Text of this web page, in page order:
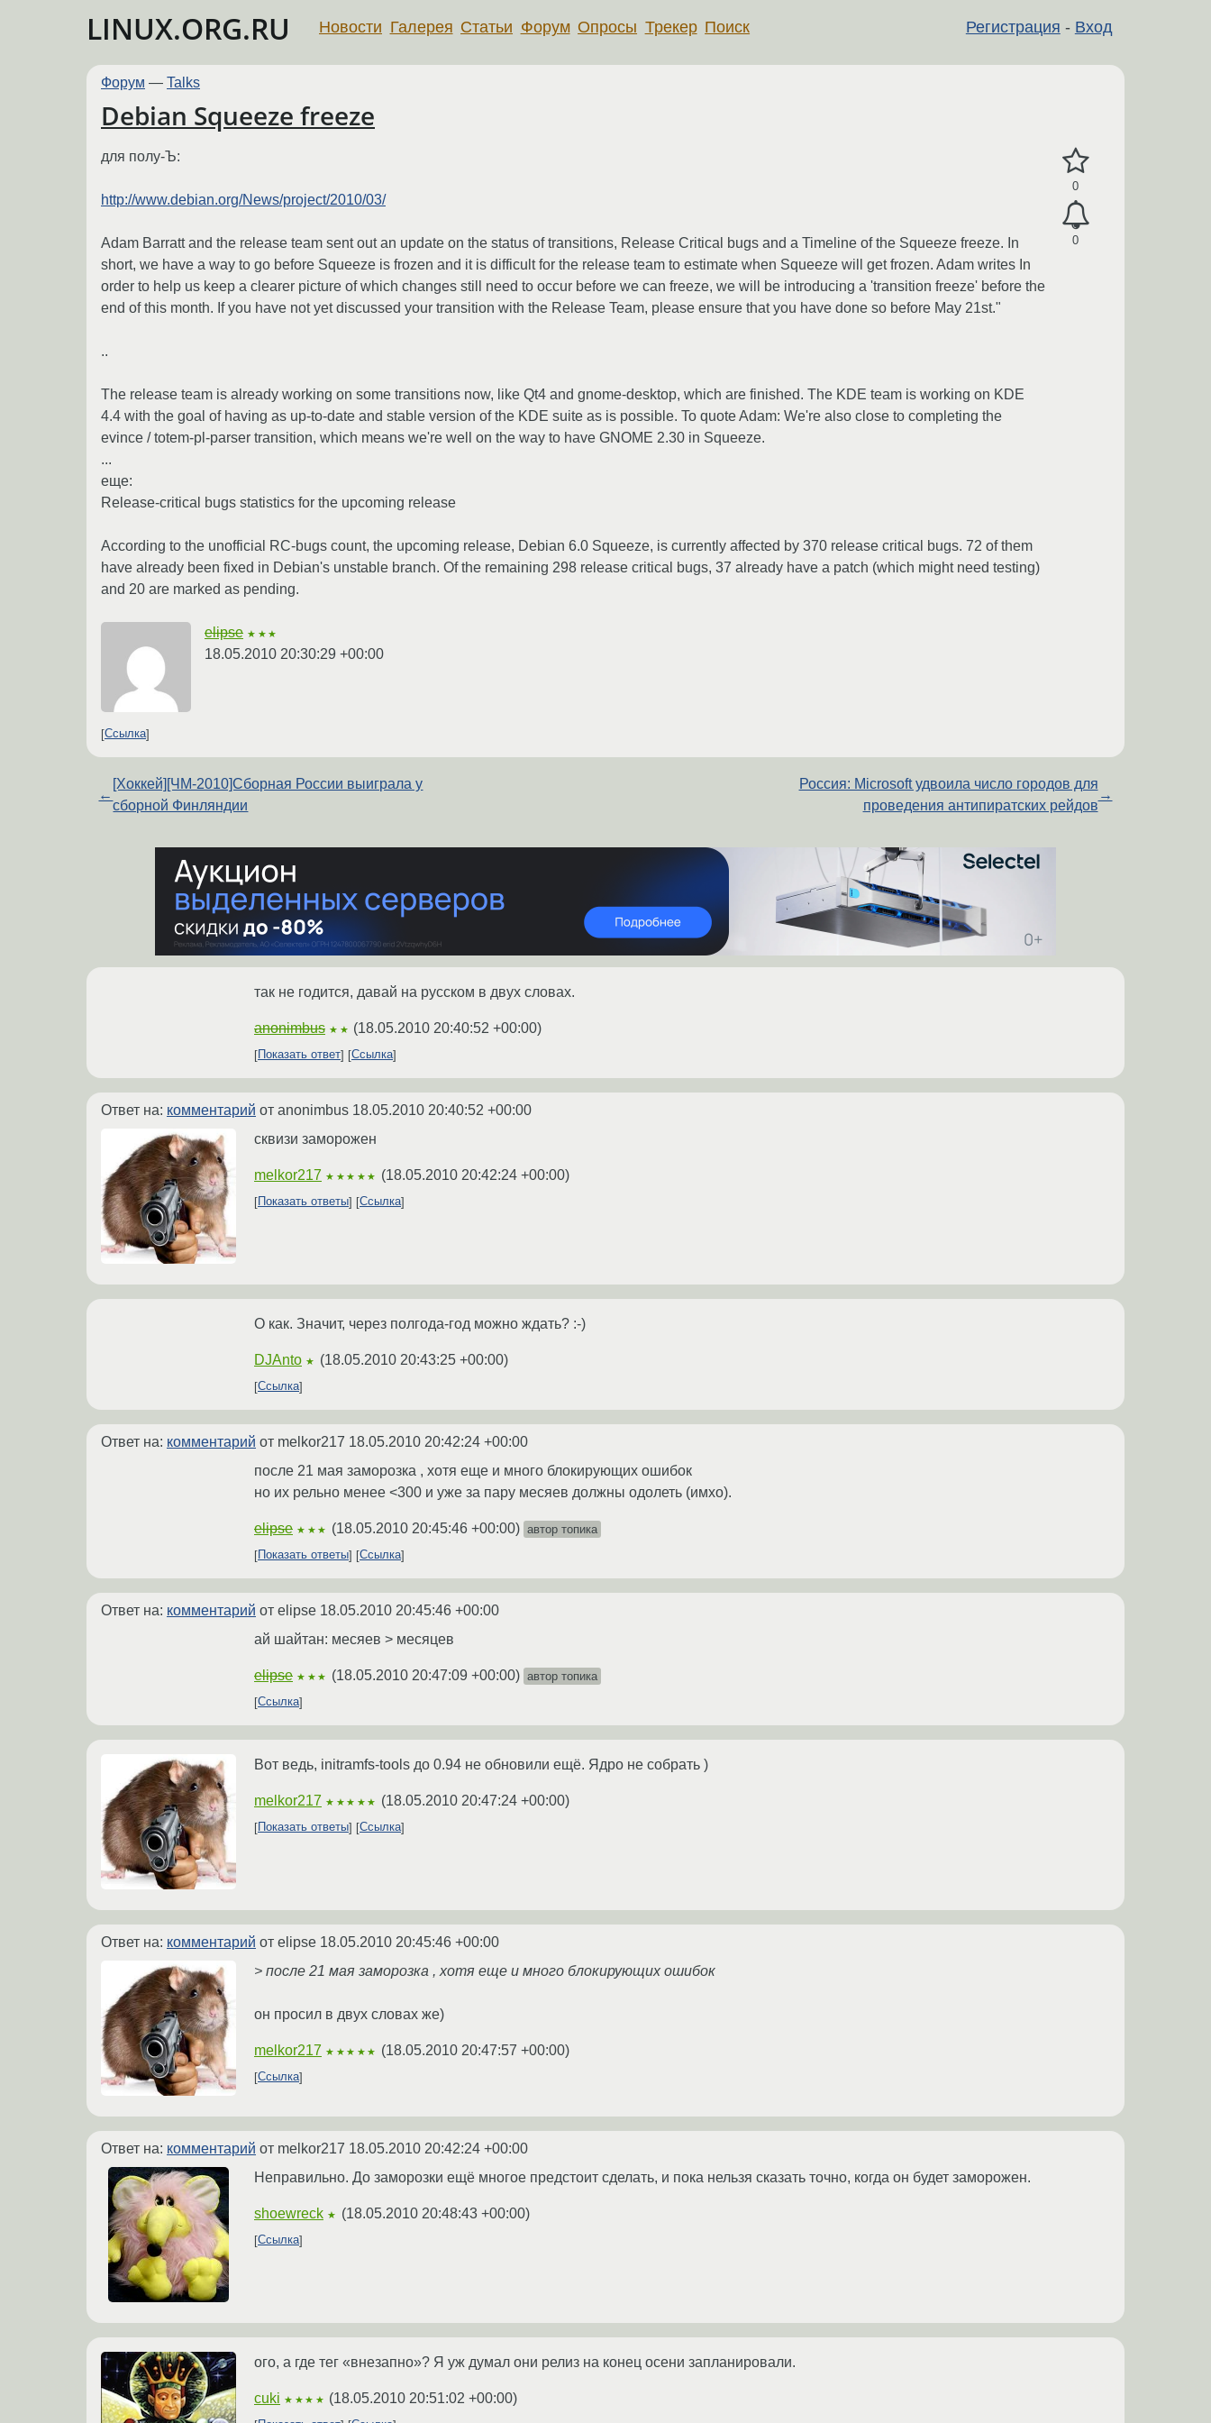
LINUX.ORG.RU Регистрация - Вход
Новости Галерея Статьи Форум Опросы Трекер Поиск
Форум — Talks
Debian Squeeze freeze
0
0
для полу-Ъ:
http://www.debian.org/News/project/2010/03/
Adam Barratt and the release team sent out an update on the status of transitions, Release Critical bugs and a Timeline of the Squeeze freeze. In
short, we have a way to go before Squeeze is frozen and it is difficult for the release team to estimate when Squeeze will get frozen. Adam writes In
order to help us keep a clearer picture of which changes still need to occur before we can freeze, we will be introducing a 'transition freeze' before the
end of this month. If you have not yet discussed your transition with the Release Team, please ensure that you have done so before May 21st."
..
The release team is already working on some transitions now, like Qt4 and gnome-desktop, which are finished. The KDE team is working on KDE
4.4 with the goal of having as up-to-date and stable version of the KDE suite as is possible. To quote Adam: We're also close to completing the
evince / totem-pl-parser transition, which means we're well on the way to have GNOME 2.30 in Squeeze.
...
еще:
Release-critical bugs statistics for the upcoming release
According to the unofficial RC-bugs count, the upcoming release, Debian 6.0 Squeeze, is currently affected by 370 release critical bugs. 72 of them
have already been fixed in Debian's unstable branch. Of the remaining 298 release critical bugs, 37 already have a patch (which might need testing)
and 20 are marked as pending.
elipse ★★★
18.05.2010 20:30:29 +00:00
Ссылка
←
[Хоккей][ЧМ-2010]Сборная России выиграла у
сборной Финляндии
Россия: Microsoft удвоила число городов для
проведения антипиратских рейдов
→
так не годится, давай на русском в двух словах.
anonimbus ★★ (18.05.2010 20:40:52 +00:00)
Показать ответ Ссылка
Ответ на: комментарий от anonimbus 18.05.2010 20:40:52 +00:00
сквизи заморожен
melkor217 ★★★★★ (18.05.2010 20:42:24 +00:00)
Показать ответы Ссылка
О как. Значит, через полгода-год можно ждать? :-)
DJAnto ★ (18.05.2010 20:43:25 +00:00)
Ссылка
Ответ на: комментарий от melkor217 18.05.2010 20:42:24 +00:00
после 21 мая заморозка , хотя еще и много блокирующих ошибок
но их рельно менее <300 и уже за пару месяев должны одолеть (имхо).
elipse ★★★ (18.05.2010 20:45:46 +00:00) автор топика
Показать ответы
Ссылка
Ответ на: комментарий от elipse 18.05.2010 20:45:46 +00:00
ай шайтан: месяев > месяцев
elipse ★★★ (18.05.2010 20:47:09 +00:00) автор топика
Ссылка
Вот ведь, initramfs-tools до 0.94 не обновили ещё. Ядро не собрать )
melkor217 ★★★★★ (18.05.2010 20:47:24 +00:00)
Показать ответы Ссылка
Ответ на: комментарий от elipse 18.05.2010 20:45:46 +00:00
> после 21 мая заморозка , хотя еще и много блокирующих ошибок
он просил в двух словах же)
melkor217 ★★★★★ (18.05.2010 20:47:57 +00:00)
Ссылка
Ответ на: комментарий от melkor217 18.05.2010 20:42:24 +00:00
Неправильно. До заморозки ещё многое предстоит сделать, и пока нельзя сказать точно, когда он будет заморожен.
shoewreck ★ (18.05.2010 20:48:43 +00:00)
Ссылка
ого, а где тег «внезапно»? Я уж думал они релиз на конец осени запланировали.
cuki ★★★★ (18.05.2010 20:51:02 +00:00)